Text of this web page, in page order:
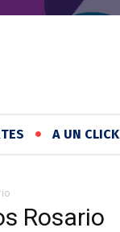
A UN CLICK
Rosario